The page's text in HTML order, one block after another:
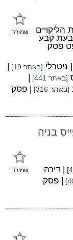
שמירה
קבע
המשפט פסק
| ניטרלי [באתר 19]
|
[באתר 441]
|
[באתר 316]
| פסק
ספייס בניה
שמירה | דירה
| פסק